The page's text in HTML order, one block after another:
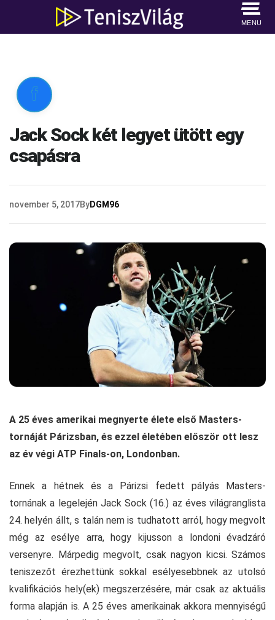
MENU

Jack Sock két legyet ütött egy
csapásra
november 5, 2017ByDGM96
A 25 éves amerikai megnyerte élete első Masters-
tornáját Párizsban, és ezzel életében először ott lesz
az év végi ATP Finals-on, Londonban.
Ennek a hétnek és a Párizsi fedett pályás Masters-
tornának a legelején Jack Sock (16.) az éves világranglista
24. helyén állt, s talán nem is tudhatott arról, hogy megvolt
még az esélye arra, hogy kijusson a londoni évadzáró
versenyre. Márpedig megvolt, csak nagyon kicsi. Számos
teniszezőt érezhettünk sokkal esélyesebbnek az utolsó
kvalifikációs hely(ek) megszerzésére, már csak az aktuális
forma alapján is. A 25 éves amerikainak akkora mennyiségű